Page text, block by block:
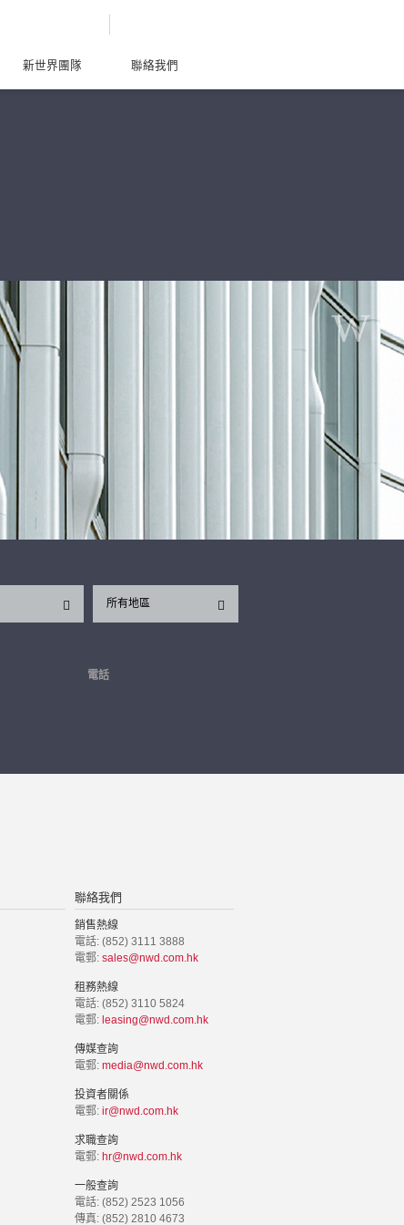
新世界團隊 聯絡我們
所有地區
電話
聯絡我們
銷售熱線
電話: (852) 3111 3888
電郵: sales@nwd.com.hk
租務熱線
電話: (852) 3110 5824
電郵: leasing@nwd.com.hk
傳媒查詢
電郵: media@nwd.com.hk
投資者關係
電郵: ir@nwd.com.hk
求職查詢
電郵: hr@nwd.com.hk
一般查詢
電話: (852) 2523 1056
傳真: (852) 2810 4673